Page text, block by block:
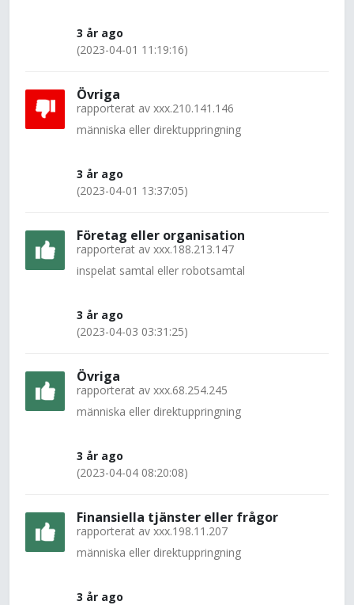
3 år ago
(2023-04-01 11:19:16)
Övriga
rapporterat av xxx.210.141.146
människa eller direktuppringning
3 år ago
(2023-04-01 13:37:05)
Företag eller organisation
rapporterat av xxx.188.213.147
inspelat samtal eller robotsamtal
3 år ago
(2023-04-03 03:31:25)
Övriga
rapporterat av xxx.68.254.245
människa eller direktuppringning
3 år ago
(2023-04-04 08:20:08)
Finansiella tjänster eller frågor
rapporterat av xxx.198.11.207
människa eller direktuppringning
3 år ago